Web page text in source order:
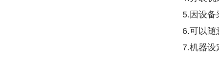
5.因设备
6.可以随
7.机器设